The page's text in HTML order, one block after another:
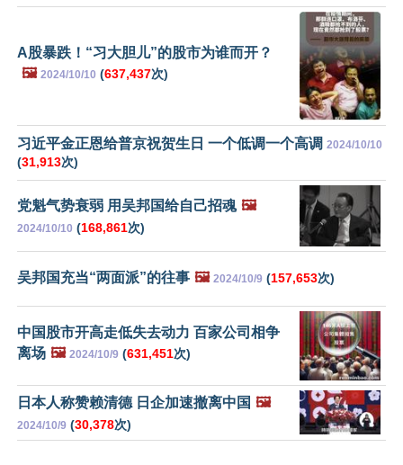
A股暴跌！“习大胆儿”的股市为谁而开？
🖼️ 2024/10/10 (637,437次)
习近平金正恩给普京祝贺生日 一个低调一个高调 2024/10/10
(31,913次)
党魁气势衰弱 用吴邦国给自己招魂 🖼️
2024/10/10 (168,861次)
吴邦国充当“两面派”的往事 🖼️ 2024/10/9 (157,653次)
中国股市开高走低失去动力 百家公司相争
离场 🖼️ 2024/10/9 (631,451次)
日本人称赞赖清德 日企加速撤离中国 🖼️
2024/10/9 (30,378次)